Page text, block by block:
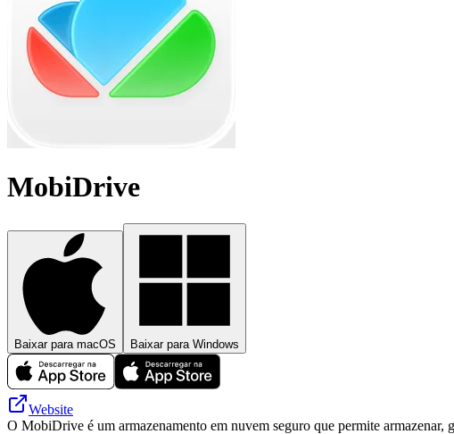
MobiDrive
Baixar para macOS Baixar para Windows
Website
O MobiDrive é um armazenamento em nuvem seguro que permite